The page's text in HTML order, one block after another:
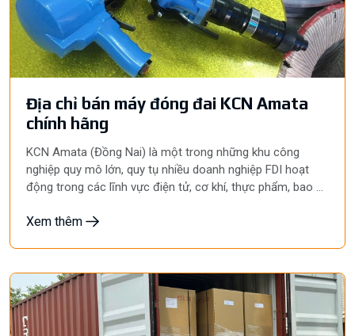
Địa chỉ bán máy đóng đai KCN Amata
chính hãng
KCN Amata (Đồng Nai) là một trong những khu công
nghiệp quy mô lớn, quy tụ nhiều doanh nghiệp FDI hoạt
động trong các lĩnh vực điện tử, cơ khí, thực phẩm, bao bì,
ngày rất lớn, các doanh nghiệp luôn cần một quy trình
KCN Amata là thiết bị quan trọng giúp cố định kiện hàng
chắc chắn, tăng năng suất làm việc, giảm chi phí nhân
công và tối ưu hiệu quả sản xuất. Đây cũng là giải pháp
được nhiều doanh nghiệp lựa chọn để nâng cao tính
Xem thêm